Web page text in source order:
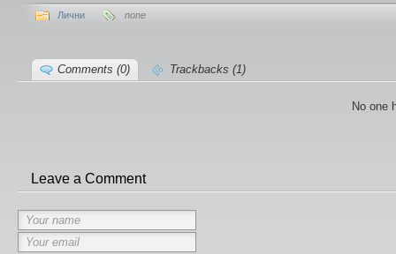
Лични none
Comments (0) Trackbacks (1)
No one
Leave a Comment